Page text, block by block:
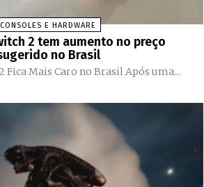
CONSOLES E HARDWARE
2 tem aumento no preço
no Brasil
Nintendo Switch 2 Fica Mais Caro no Brasil Após uma...